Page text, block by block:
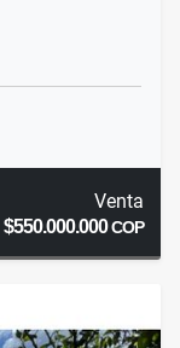
Venta
$550.000.000COP